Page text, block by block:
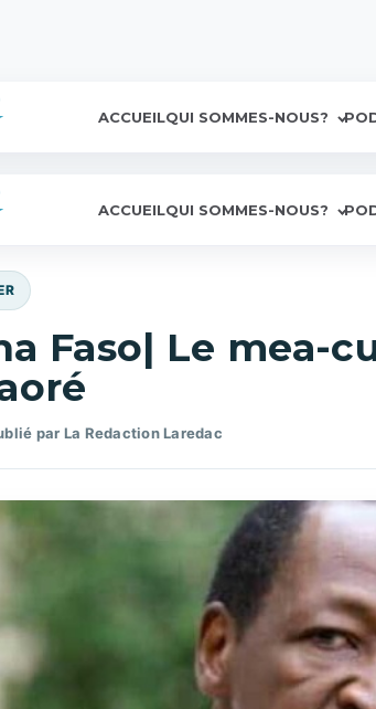
ACCUEILQUI SOMMES-NOUS?
ACCUEILQUI SOMMES-NOUS?
Faso| Le mea-
par La Redaction Laredac